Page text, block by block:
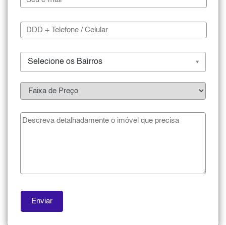
Selecione os Bairros